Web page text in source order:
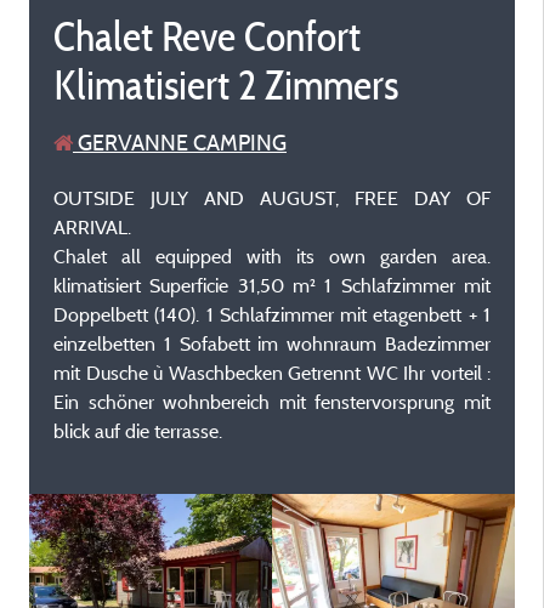
Chalet Reve Confort
Klimatisiert 2 Zimmers
GERVANNE CAMPING
OUTSIDE JULY AND AUGUST, FREE DAY OF
ARRIVAL.
Chalet all equipped with its own garden area.
klimatisiert Superficie 31,50 m² 1 Schlafzimmer mit
Doppelbett (140). 1 Schlafzimmer mit etagenbett + 1
einzelbetten 1 Sofabett im wohnraum Badezimmer
mit Dusche ù Waschbecken Getrennt WC Ihr vorteil :
Ein schöner wohnbereich mit fenstervorsprung mit
blick auf die terrasse.